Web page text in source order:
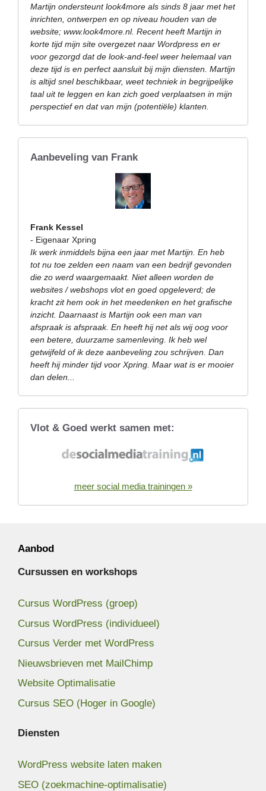
Martijn ondersteunt look4more als sinds 8 jaar met het
inrichten, ontwerpen en op niveau houden van de
website; www.look4more.nl. Recent heeft Martijn in
korte tijd mijn site overgezet naar Wordpress en er
voor gezorgd dat de look-and-feel weer helemaal van
deze tijd is en perfect aansluit bij mijn diensten. Martijn
is altijd snel beschikbaar, weet techniek in begrijpelijke
taal uit te leggen en kan zich goed verplaatsen in mijn
perspectief en dat van mijn (potentiële) klanten.
Aanbeveling van Frank
Frank Kessel
- Eigenaar Xpring
Ik werk inmiddels bijna een jaar met Martijn. En heb
tot nu toe zelden een naam van een bedrijf gevonden
die zo werd waargemaakt. Niet alleen worden de
websites / webshops vlot en goed opgeleverd; de
kracht zit hem ook in het meedenken en het grafische
inzicht. Daarnaast is Martijn ook een man van
afspraak is afspraak. En heeft hij net als wij oog voor
een betere, duurzame samenleving. Ik heb wel
getwijfeld of ik deze aanbeveling zou schrijven. Dan
heeft hij minder tijd voor Xpring. Maar wat is er mooier
dan delen...
Vlot & Goed werkt samen met:
meer social media trainingen »
Aanbod
Cursussen en workshops
Cursus WordPress (groep)
Cursus WordPress (individueel)
Cursus Verder met WordPress
Nieuwsbrieven met MailChimp
Website Optimalisatie
Cursus SEO (Hoger in Google)
Diensten
WordPress website laten maken
SEO (zoekmachine-optimalisatie)